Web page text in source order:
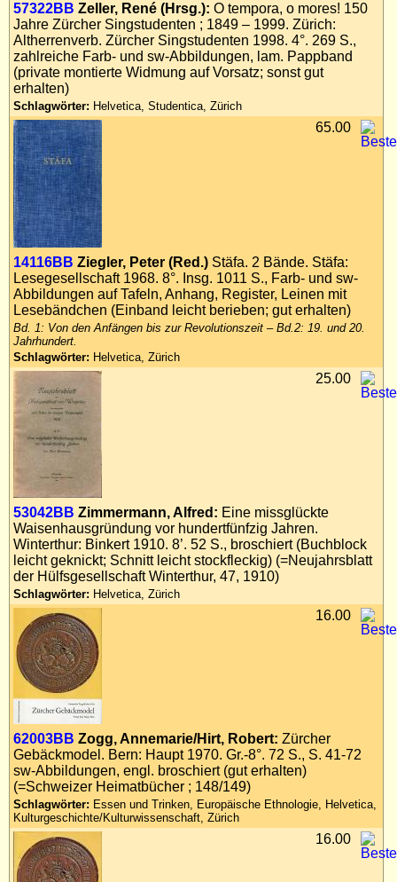
57322BB Zeller, René (Hrsg.): O tempora, o mores! 150
Jahre Zürcher Singstudenten ; 1849 – 1999. Zürich:
Altherrenverb. Zürcher Singstudenten 1998. 4°. 269 S.,
zahlreiche Farb- und sw-Abbildungen, lam. Pappband
(private montierte Widmung auf Vorsatz; sonst gut
erhalten)
Schlagwörter: Helvetica, Studentica, Zürich
14116BB Ziegler, Peter (Red.) Stäfa. 2 Bände. Stäfa:
Lesegesellschaft 1968. 8°. Insg. 1011 S., Farb- und sw-
Abbildungen auf Tafeln, Anhang, Register, Leinen mit
Lesebändchen (Einband leicht berieben; gut erhalten)
Bd. 1: Von den Anfängen bis zur Revolutionszeit – Bd.2: 19. und 20.
Jahrhundert.
Schlagwörter: Helvetica, Zürich
65.00
53042BB Zimmermann, Alfred: Eine missglückte
Waisenhausgründung vor hundertfünfzig Jahren.
Winterthur: Binkert 1910. 8’. 52 S., broschiert (Buchblock
leicht geknickt; Schnitt leicht stockfleckig) (=Neujahrsblatt
der Hülfsgesellschaft Winterthur, 47, 1910)
Schlagwörter: Helvetica, Zürich
25.00
62003BB Zogg, Annemarie/Hirt, Robert: Zürcher
Gebäckmodel. Bern: Haupt 1970. Gr.-8°. 72 S., S. 41-72
sw-Abbildungen, engl. broschiert (gut erhalten)
(=Schweizer Heimatbücher ; 148/149)
Schlagwörter: Essen und Trinken, Europäische Ethnologie, Helvetica,
Kulturgeschichte/Kulturwissenschaft, Zürich
16.00
16.00